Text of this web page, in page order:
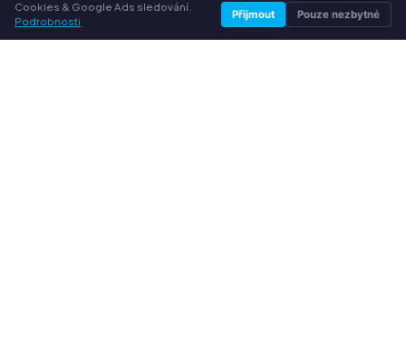
Všechny běžné značky
Cookies & Google Ads sledování.
Podrobnosti
Přijmout Pouze nezbytné